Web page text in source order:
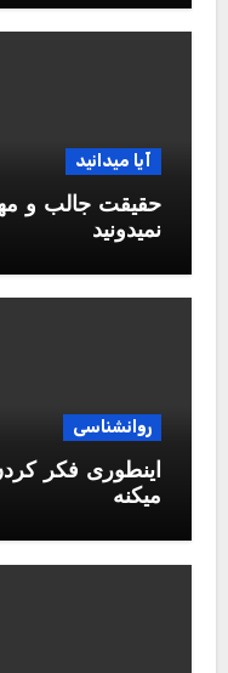
آیا میدانید
حقیقت جالب و
نمیدونید
روانشناسی
اینطوری فکر
میکنه